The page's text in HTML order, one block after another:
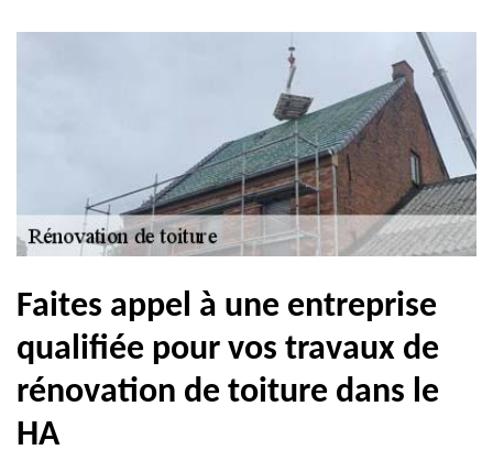
Faites appel à une entreprise
qualifiée pour vos travaux de
rénovation de toiture dans le
HA